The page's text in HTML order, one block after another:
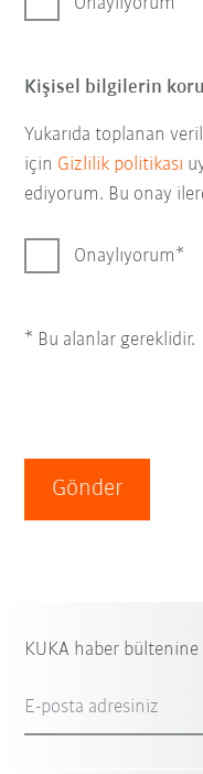
Kişisel bilgilerin
Yukarıda toplanan
için Gizlilik politikası
ediyorum. Bu onay
Onaylıyorum
* Bu alanlar gereklidir.
Gönder
KUKA haber
E-posta adresiniz